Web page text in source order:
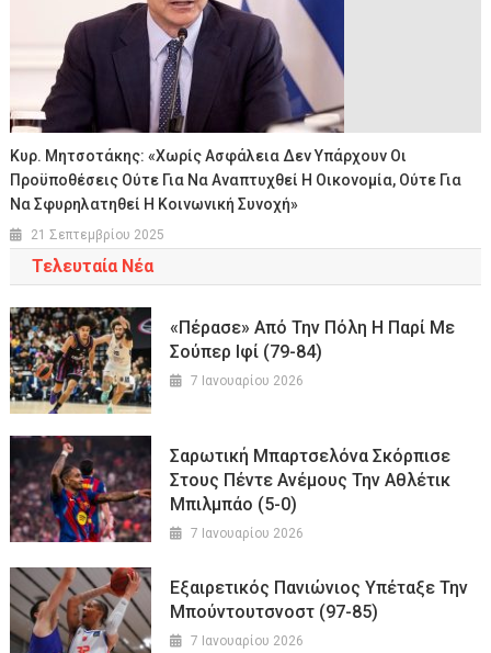
Κυρ. Μητσοτάκης: «Χωρίς Ασφάλεια Δεν Υπάρχουν Οι
Προϋποθέσεις Ούτε Για Να Αναπτυχθεί Η Οικονομία, Ούτε Για
Να Σφυρηλατηθεί Η Κοινωνική Συνοχή»
21 Σεπτεμβρίου 2025
Τελευταία Νέα
«Πέρασε» Από Την Πόλη Η Παρί Με
Σούπερ Ιφί (79-84)
7 Ιανουαρίου 2026
Σαρωτική Μπαρτσελόνα Σκόρπισε
Στους Πέντε Ανέμους Την Αθλέτικ
Μπιλμπάο (5-0)
7 Ιανουαρίου 2026
Εξαιρετικός Πανιώνιος Υπέταξε Την
Μπούντουτσνοστ (97-85)
7 Ιανουαρίου 2026